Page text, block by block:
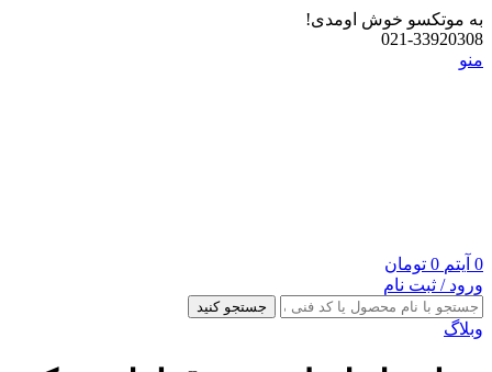
به موتکسو خوش اومدی!
021-33920308
منو
0 آیتم 0 تومان
ورود / ثبت نام
جستجو کنید
وبلاگ